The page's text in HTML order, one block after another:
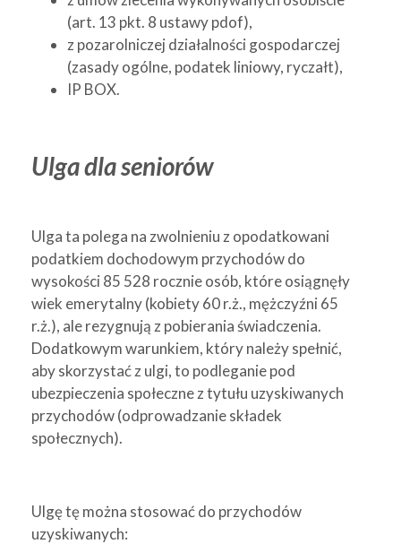
(art. 13 pkt. 8 ustawy pdof),
z pozarolniczej działalności gospodarczej
(zasady ogólne, podatek liniowy, ryczałt),
IP BOX.
Ulga dla seniorów
Ulga ta polega na zwolnieniu z opodatkowani
podatkiem dochodowym przychodów do
wysokości 85 528 rocznie osób, które osiągnęły
wiek emerytalny (kobiety 60 r.ż., mężczyźni 65
r.ż.), ale rezygnują z pobierania świadczenia.
Dodatkowym warunkiem, który należy spełnić,
aby skorzystać z ulgi, to podleganie pod
ubezpieczenia społeczne z tytułu uzyskiwanych
przychodów (odprowadzanie składek
społecznych).
Ulgę tę można stosować do przychodów
uzyskiwanych: